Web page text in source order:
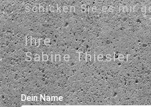
schicken Sie es mir
Ihre
Sabine Thiesler
Dein Name